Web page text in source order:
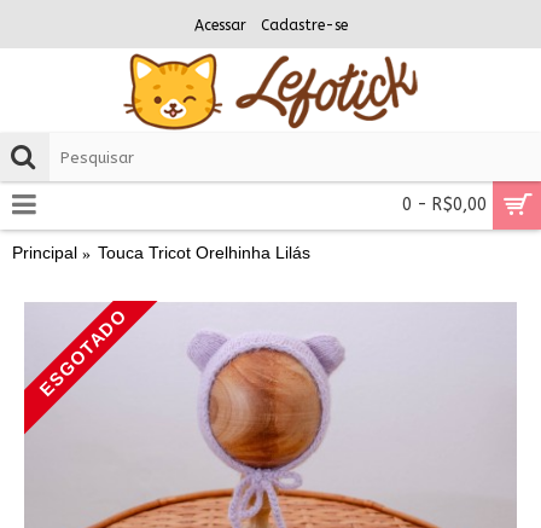
Acessar Cadastre-se
0 - R$0,00
Principal Touca Tricot Orelhinha Lilás
ESGOTADO